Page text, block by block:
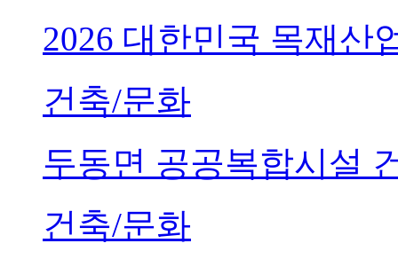
2026 대한민국 목재산
건축/문화
두동면 공공복합시설
건축/문화